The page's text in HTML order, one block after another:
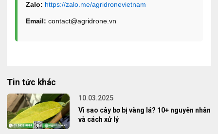
Zalo: https://zalo.me/agridronevietnam
Email: contact@agridrone.vn
Tin tức khác
10.03.2025
Vì sao cây bơ bị vàng lá? 10+ nguyên nhân
và cách xử lý